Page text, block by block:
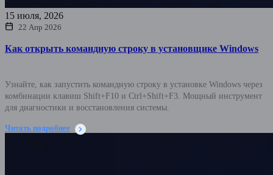
15 июля, 2026
22 Апр 2026
Как открыть командную строку в установщике Windows
Узнайте, как запустить командную строку в установке Windows через
комбинации клавиш Shift+F10 и Ctrl+Shift+F3. Мощный инструмент
для диагностики и восстановления системы.
Читать подробнее